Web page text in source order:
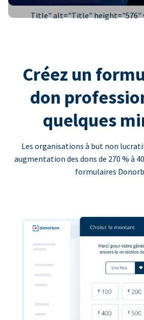
Title" alt="Title" height="576"
Créez un
don
quelques
Les organisations à but non
augmentation des dons de 270 % à
formulaires